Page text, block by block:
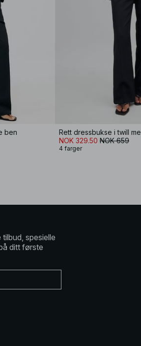
ben
Rett dressbukse i twill
NOK 329.50 NOK 659
4 farger
spesielle
ditt første